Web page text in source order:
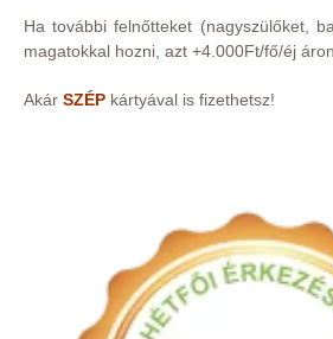
Ha további felnőtteket (nagyszülőket,
magatokkal hozni, azt +4.000Ft/fő/éj
Akár SZÉP kártyával is fizethetsz!